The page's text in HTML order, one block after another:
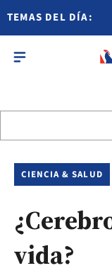
TEMAS DEL DÍA:
CIENCIA & SALUD
vida?